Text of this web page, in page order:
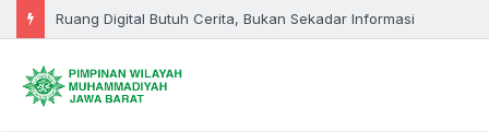
Ruang Digital Butuh Cerita, Bukan Sekadar Informasi